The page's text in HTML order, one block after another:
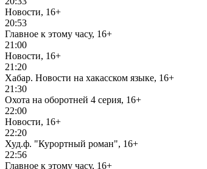
Новости, 16+
20:53
Главное к этому часу, 16+
21:00
Новости, 16+
21:20
Хабар. Новости на хакасском языке, 16+
21:30
Охота на оборотней 4 серия, 16+
22:00
Новости, 16+
22:20
Худ.ф. "Курортный роман", 16+
22:56
Главное к этому часу, 16+